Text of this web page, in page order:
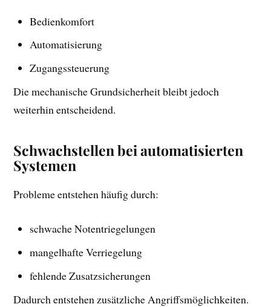
Bedienkomfort
Automatisierung
Zugangssteuerung
Die mechanische Grundsicherheit bleibt jedoch
weiterhin entscheidend.
Schwachstellen bei automatisierten
Systemen
Probleme entstehen häufig durch:
schwache Notentriegelungen
mangelhafte Verriegelung
fehlende Zusatzsicherungen
Dadurch entstehen zusätzliche Angriffsmöglichkeiten.